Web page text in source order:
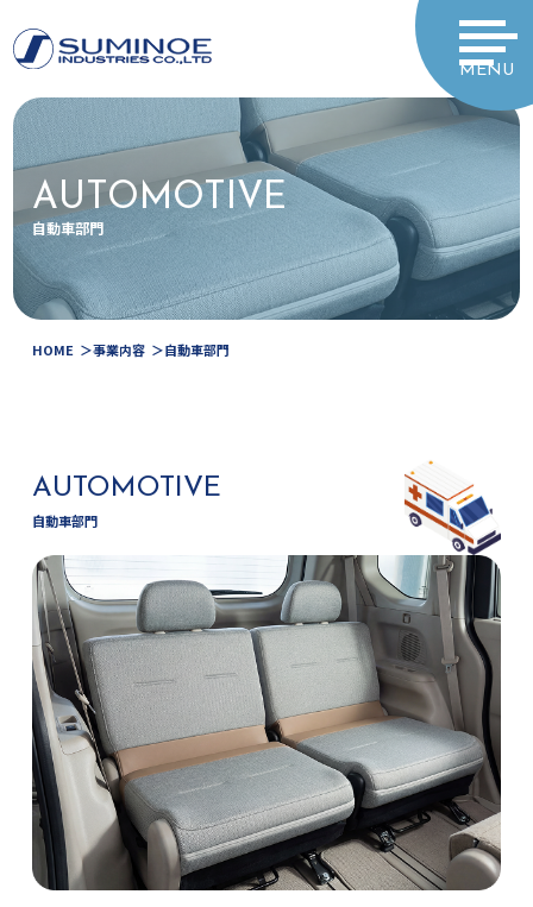
MENU
AUTOMOTIVE
自動車部門
HOME 事業内容 自動車部門
AUTOMOTIVE
自動車部門